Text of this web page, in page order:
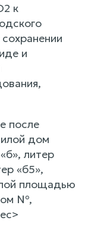
к
и
после
дом
литер
«б5»,
площадью
№,